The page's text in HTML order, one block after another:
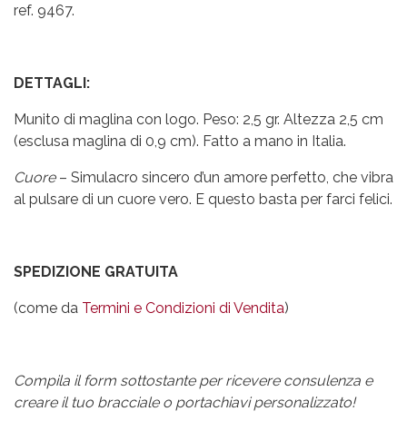
ref. 9467.
DETTAGLI:
Munito di maglina con logo. Peso: 2,5 gr. Altezza 2,5 cm
(esclusa maglina di 0,9 cm). Fatto a mano in Italia.
Cuore– Simulacro sincero d’un amore perfetto, che vibra
al pulsare di un cuore vero. E questo basta per farci felici.
SPEDIZIONE GRATUITA
(come da Termini e Condizioni di Vendita)
Compila il form sottostante per ricevere consulenza e
creare il tuo bracciale o portachiavi personalizzato!